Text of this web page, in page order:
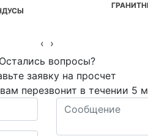
‹ ›
Остались вопросы?
заявку на просчет
перезвонит в течении 5